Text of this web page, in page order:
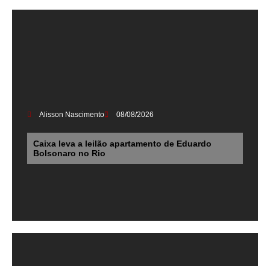
Alisson Nascimento 08/08/2026
Caixa leva a leilão apartamento de Eduardo
Bolsonaro no Rio